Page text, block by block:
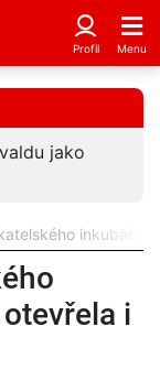
jako
i